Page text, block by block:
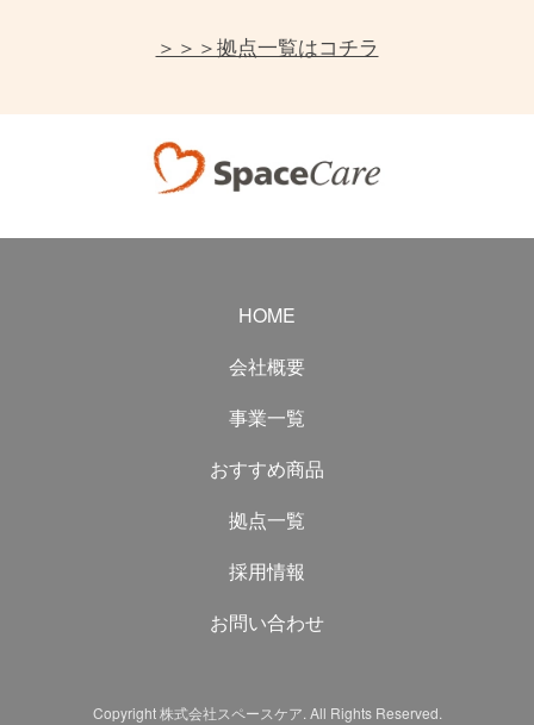
＞＞＞拠点一覧はコチラ
HOME
会社概要
事業一覧
おすすめ商品
拠点一覧
採用情報
お問い合わせ
Copyright 株式会社スペースケア. All Rights Reserved.